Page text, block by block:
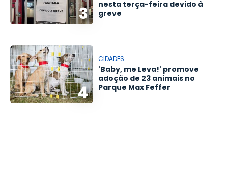
3
nesta terça-feira devido à
greve
4
CIDADES
'Baby, me Leva!' promove
adoção de 23 animais no
Parque Max Feffer